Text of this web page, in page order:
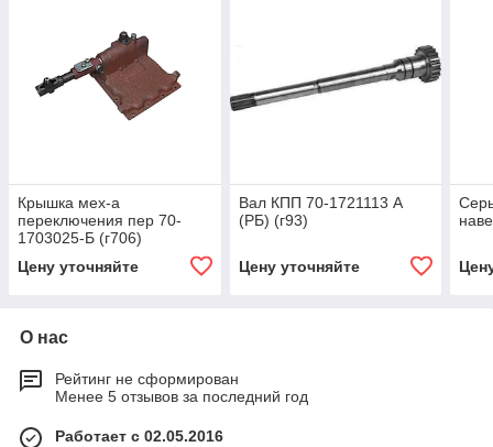
Крышка мех-а
переключения пер 70-
1703025-Б (г706)
Цену уточняйте
Вал КПП 70-1721113 А
(РБ) (г93)
Цену уточняйте
О нас
Рейтинг не сформирован
Менее 5 отзывов за последний год
Работает с 02.05.2016